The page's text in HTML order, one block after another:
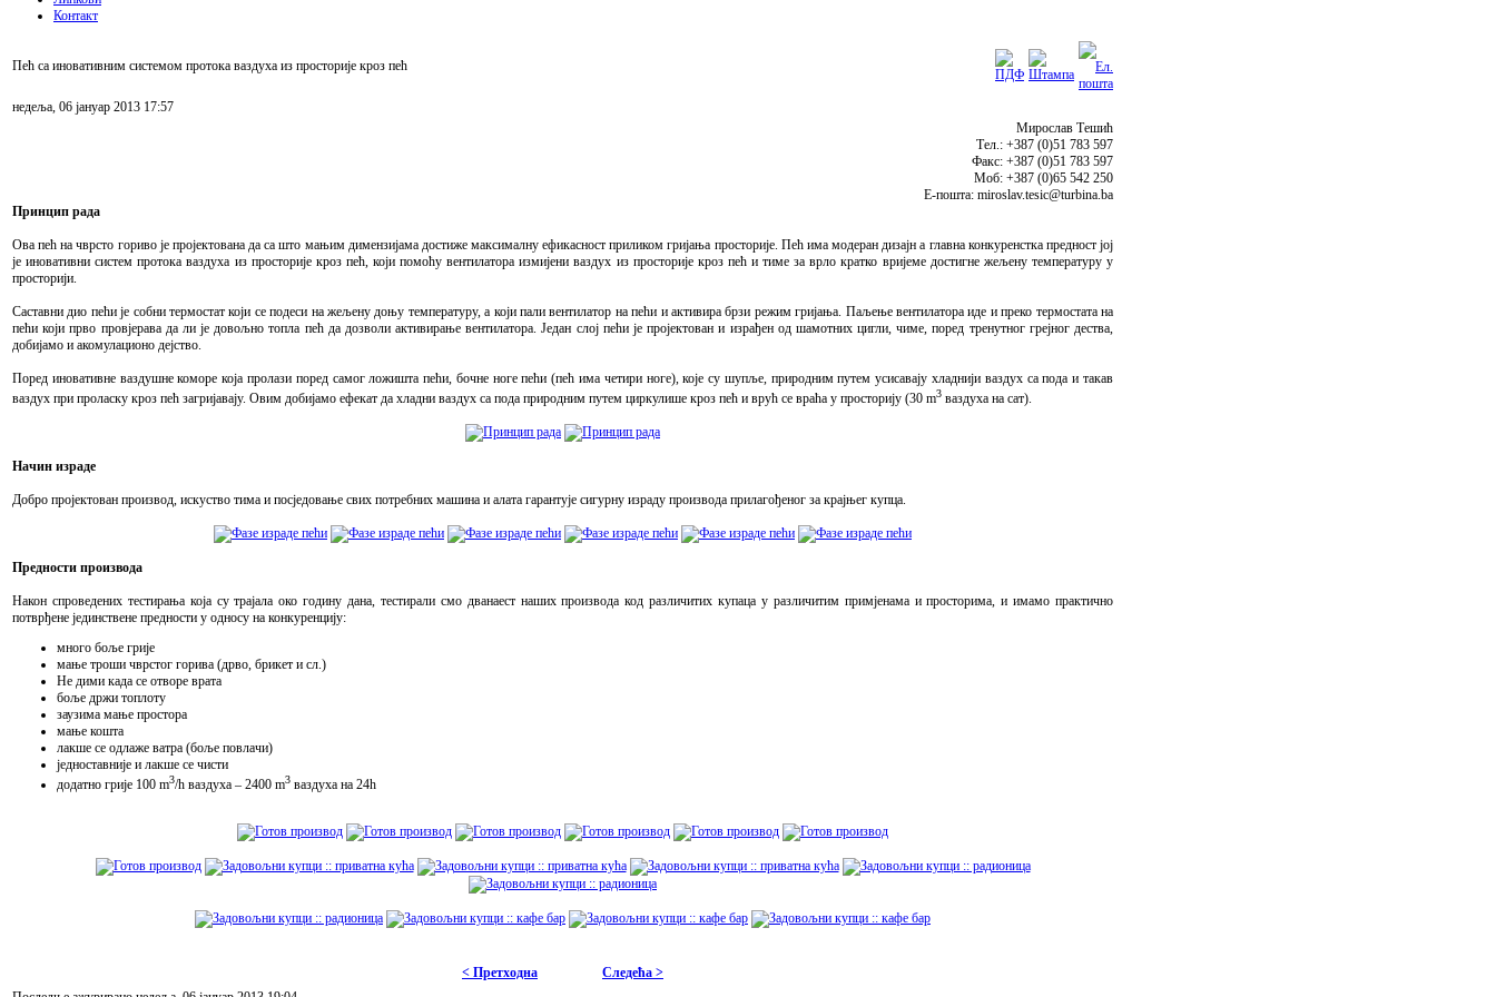
Контакт
Пећ са иновативним системом протока ваздуха из просторије кроз пећ
недеља, 06 јануар 2013 17:57
Мирослав Тешић
Тел.: +387 (0)51 783 597
Факс: +387 (0)51 783 597
Моб: +387 (0)65 542 250
Е-пошта: miroslav.tesic@turbina.ba
Принцип рада
Ова пећ на чврсто гориво је пројектована да са што мањим димензијама достиже максималну ефикасност приликом гријања просторије. Пећ има модеран дизајн а главна конкуренстка предност јој
је иновативни систем протока ваздуха из просторије кроз пећ, који помоћу вентилатора измијени ваздух из просторије кроз пећ и тиме за врло кратко вријеме достигне жељену температуру у
просторији.
Саставни дио пећи је собни термостат који се подеси на жељену доњу температуру, а који пали вентилатор на пећи и активира брзи режим гријања. Паљење вентилатора иде и преко термостата на
пећи који прво провјерава да ли је довољно топла пећ да дозволи активирање вентилатора. Један слој пећи је пројектован и израђен од шамотних цигли, чиме, поред тренутног грејног дества,
добијамо и акомулационо дејство.
Поред иновативне ваздушне коморе која пролази поред самог ложишта пећи, бочне ноге пећи (пећ има четири ноге), које су шупље, природним путем усисавају хладнији ваздух са пода и такав
ваздух при проласку кроз пећ загријавају. Овим добијамо ефекат да хладни ваздух са пода природним путем циркулише кроз пећ и врућ се враћа у просторију (30 m3 ваздуха на сат).
Начин израде
Добро пројектован производ, искуство тима и посједовање свих потребних машина и алата гарантује сигурну израду производа прилагођеног за крајњег купца.
Предности производа
Након спроведених тестирања која су трајала око годину дана, тестирали смо дванаест наших производа код различитих купаца у различитим примјенама и просторима, и имамо практично
потврђене јединствене предности у односу на конкуренцију:
много боље грије
мање троши чврстог горива (дрво, брикет и сл.)
Не дими када се отворе врата
боље држи топлоту
заузима мање простора
мање кошта
лакше се одлаже ватра (боље повлачи)
једноставније и лакше се чисти
додатно грије 100 m3/h ваздуха – 2400 m3 ваздуха на 24h
< Претходна
Следећа >